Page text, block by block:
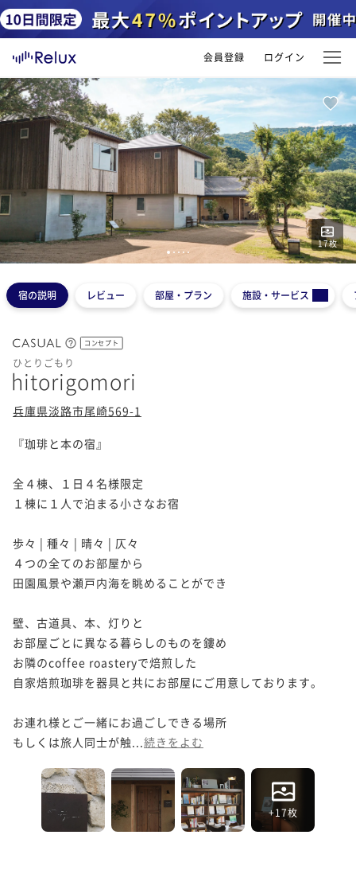
会員登録 ログイン
17枚
1 2 3 4 5
宿の説明 レビュー 部屋・プラン 施設・サービス
コンセプト
ひとりごもり
hitorigomori
兵庫県淡路市尾崎569-1
『珈琲と本の宿』
全４棟、１日４名様限定
１棟に１人で泊まる小さなお宿
歩々 | 種々 | 晴々 | 仄々
４つの全てのお部屋から
田園風景や瀬戸内海を眺めることができ
壁、古道具、本、灯りと
お部屋ごとに異なる暮らしのものを鏤め
お隣のcoffee roasteryで焙煎した
自家焙煎珈琲を器具と共にお部屋にご用意しております。
お連れ様とご一緒にお過ごしできる場所
もしくは旅人同士が触... 続きをよむ
+17枚